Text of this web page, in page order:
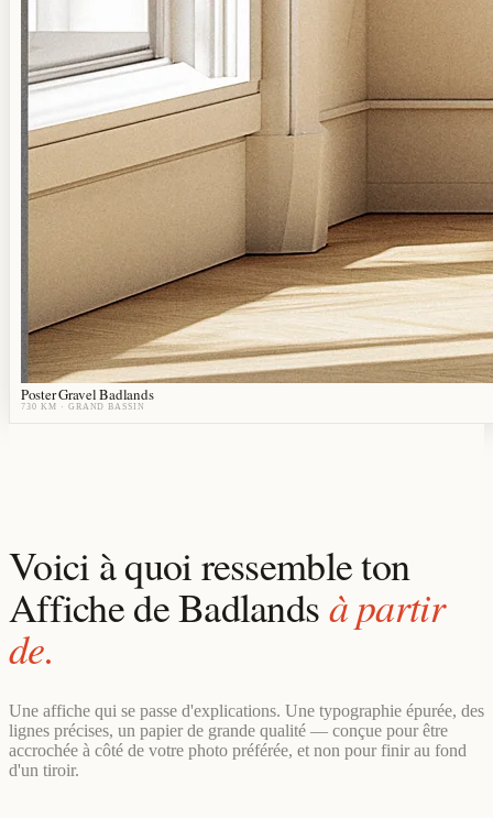
Poster Gravel Badlands
730 KM · GRAND BASSIN
Voici à quoi ressemble ton
Affiche de Badlandsà partir
de.
Une affiche qui se passe d'explications. Une typographie épurée, des
lignes précises, un papier de grande qualité — conçue pour être
accrochée à côté de votre photo préférée, et non pour finir au fond
d'un tiroir.